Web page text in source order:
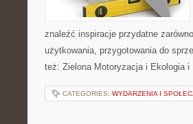
znaleźć inspiracje przydatne
użytkowania, przygotowania do
też: Zielona Motoryzacja i Ekologia
CATEGORIES: WYDARZENIA I